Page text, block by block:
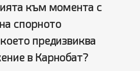
към момента с
спорното
предизвиква
в Карнобат?